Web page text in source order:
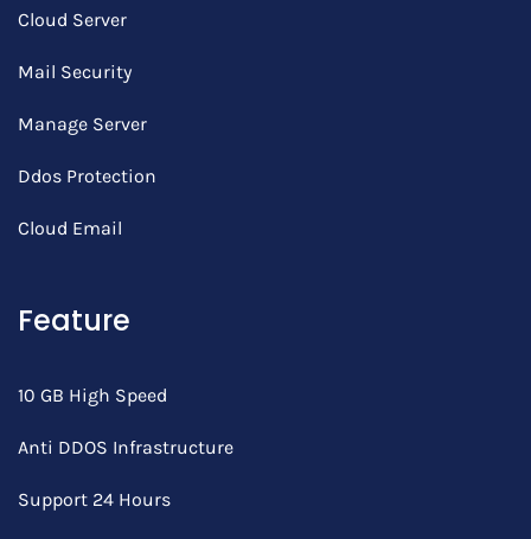
Cloud Server
Mail Security
Manage Server
Ddos Protection
Cloud Email
Feature
10 GB High Speed
Anti DDOS Infrastructure
Support 24 Hours